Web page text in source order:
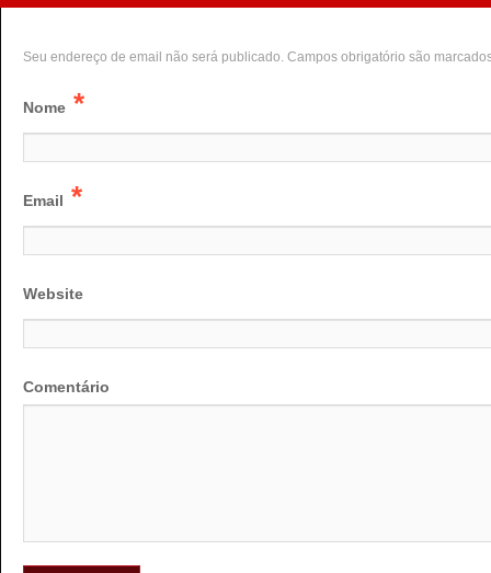
Seu endereço de email não será publicado. Campos obrigatório são
Nome *
Email *
Website
Comentário